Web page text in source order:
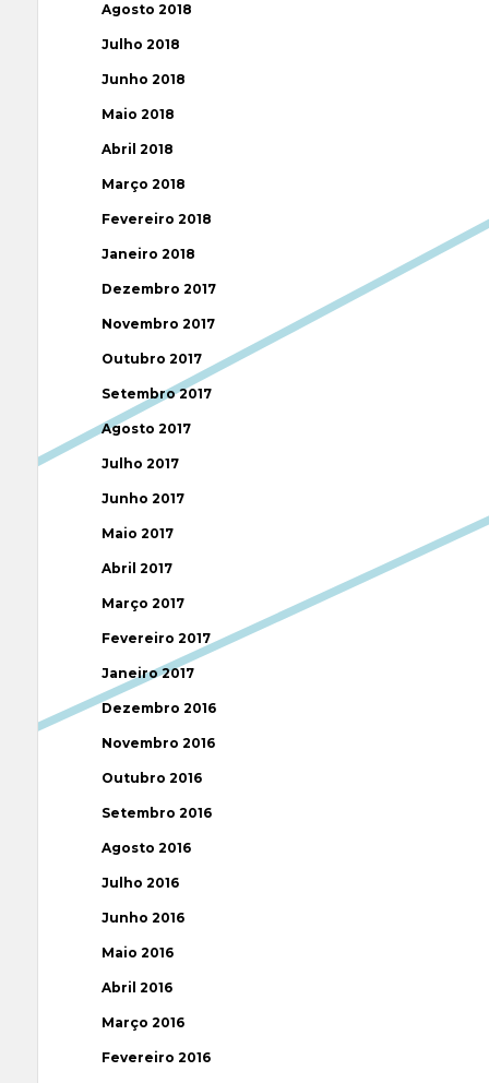
Agosto 2018
Julho 2018
Junho 2018
Maio 2018
Abril 2018
Março 2018
Fevereiro 2018
Janeiro 2018
Dezembro 2017
Novembro 2017
Outubro 2017
Setembro 2017
Agosto 2017
Julho 2017
Junho 2017
Maio 2017
Abril 2017
Março 2017
Fevereiro 2017
Janeiro 2017
Dezembro 2016
Novembro 2016
Outubro 2016
Setembro 2016
Agosto 2016
Julho 2016
Junho 2016
Maio 2016
Abril 2016
Março 2016
Fevereiro 2016